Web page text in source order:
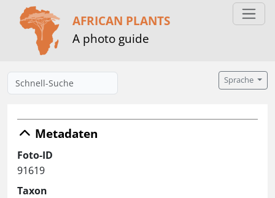
AFRICAN PLANTS
A photo guide
Sprache
Metadaten
Foto-ID
91619
Taxon